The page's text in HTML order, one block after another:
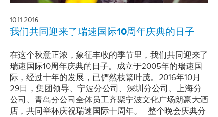
10.11.2016
我们共同迎来了瑞速国际10周年庆典的日子
在这个秋意正浓，象征丰收的季节里，我们共同迎来了
瑞速国际10周年庆典的日子。成立于2005年的瑞速国
际，经过十年的发展，已俨然枝繁叶茂。2016年10月
29日，集团领导、宁波分公司、深圳分公司、上海分
公司、青岛分公司全体员工齐聚宁波文化广场朗豪大酒
店，共同举杯庆祝瑞速国际十周年。 整个晚会庆典分